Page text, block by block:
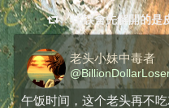
比誤會先解開的是
老头小妹中毒者
@
午饭时间，这个老头再不